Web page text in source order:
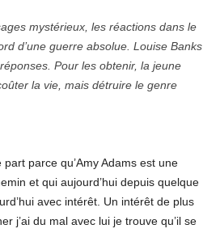
mystérieux, les réactions dans le
d’une guerre absolue. Louise Banks
Pour les obtenir, la jeune
la vie, mais détruire le genre
parce qu’Amy Adams est une
et qui aujourd’hui depuis quelque
avec intérêt. Un intérêt de plus
j’ai du mal avec lui je trouve qu’il se